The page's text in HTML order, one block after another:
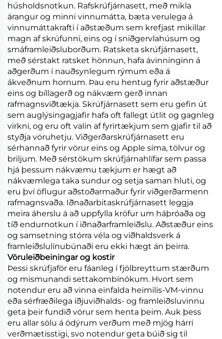
húsholdsnotkun. Rafskrúfjárnasett, með mikla
árangur og minni vinnumátta, bæta verulega á
vinnumáttakrafti í aðstæðum sem krefjast mikillar
magn af skrúfunni, eins og í sniðgervlahúsum og
smáframleiðsluborðum. Ratsketa skrúfjárnasett,
með sérstakt ratsket hönnun, hafa ávinninginn á
aðgerðum í nauðsynlegum rýmum eða á
ákveðnum hornum. Þau eru hentug fyrir aðstæður
eins og bíllagerð og nákvæm gerð innan
rafmagnsviðtækja. Skrúfjárnasett sem eru gefin út
sem auglýsingagjafir hafa oft fallegt útlit og gagnleg
virkni, og eru oft valin af fyrirtækjum sem gjafir til að
styðja vöruhetju. Viðgerðarskrúfjárnasett eru
sérhannað fyrir vörur eins og Apple síma, tölvur og
briljum. Með sérstökum skrúfjárnahlífar sem passa
hjá þessum nákvæmu tækjum er hægt að
nákvæmlega taka sundur og setja saman hluti, og
eru því öflugur aðstoðarmaður fyrir viðgerðarmenn
rafmagnsvaða. Iðnaðarbitaskrúfjárnasett leggja
meira áherslu á að uppfylla kröfur um háþróaða og
tíð endurnotkun í iðnaðarframleiðslu. Aðstæður eins
og samsetning stórra véla og viðhaldsverk á
framleiðslulínubúnaði eru ekki hægt án þeirra.
Vöruleiðbeiningar og kostir
Þessi skrúfjaför eru fáanleg í fjölbreyttum stærðum
og mismunandi settakombínókum. Hvort sem
notendur eru að vinna einfalda heimilis-VM-vinnu
eða sérfræðilega iðjuviðhalds- og framleiðsluvinnu
geta þeir fundið vörur sem henta þeim. Auk þess
eru allar sölu á ódýrum verðum með mjög hárri
verðmætisstigi, svo notendur geta búið sig til